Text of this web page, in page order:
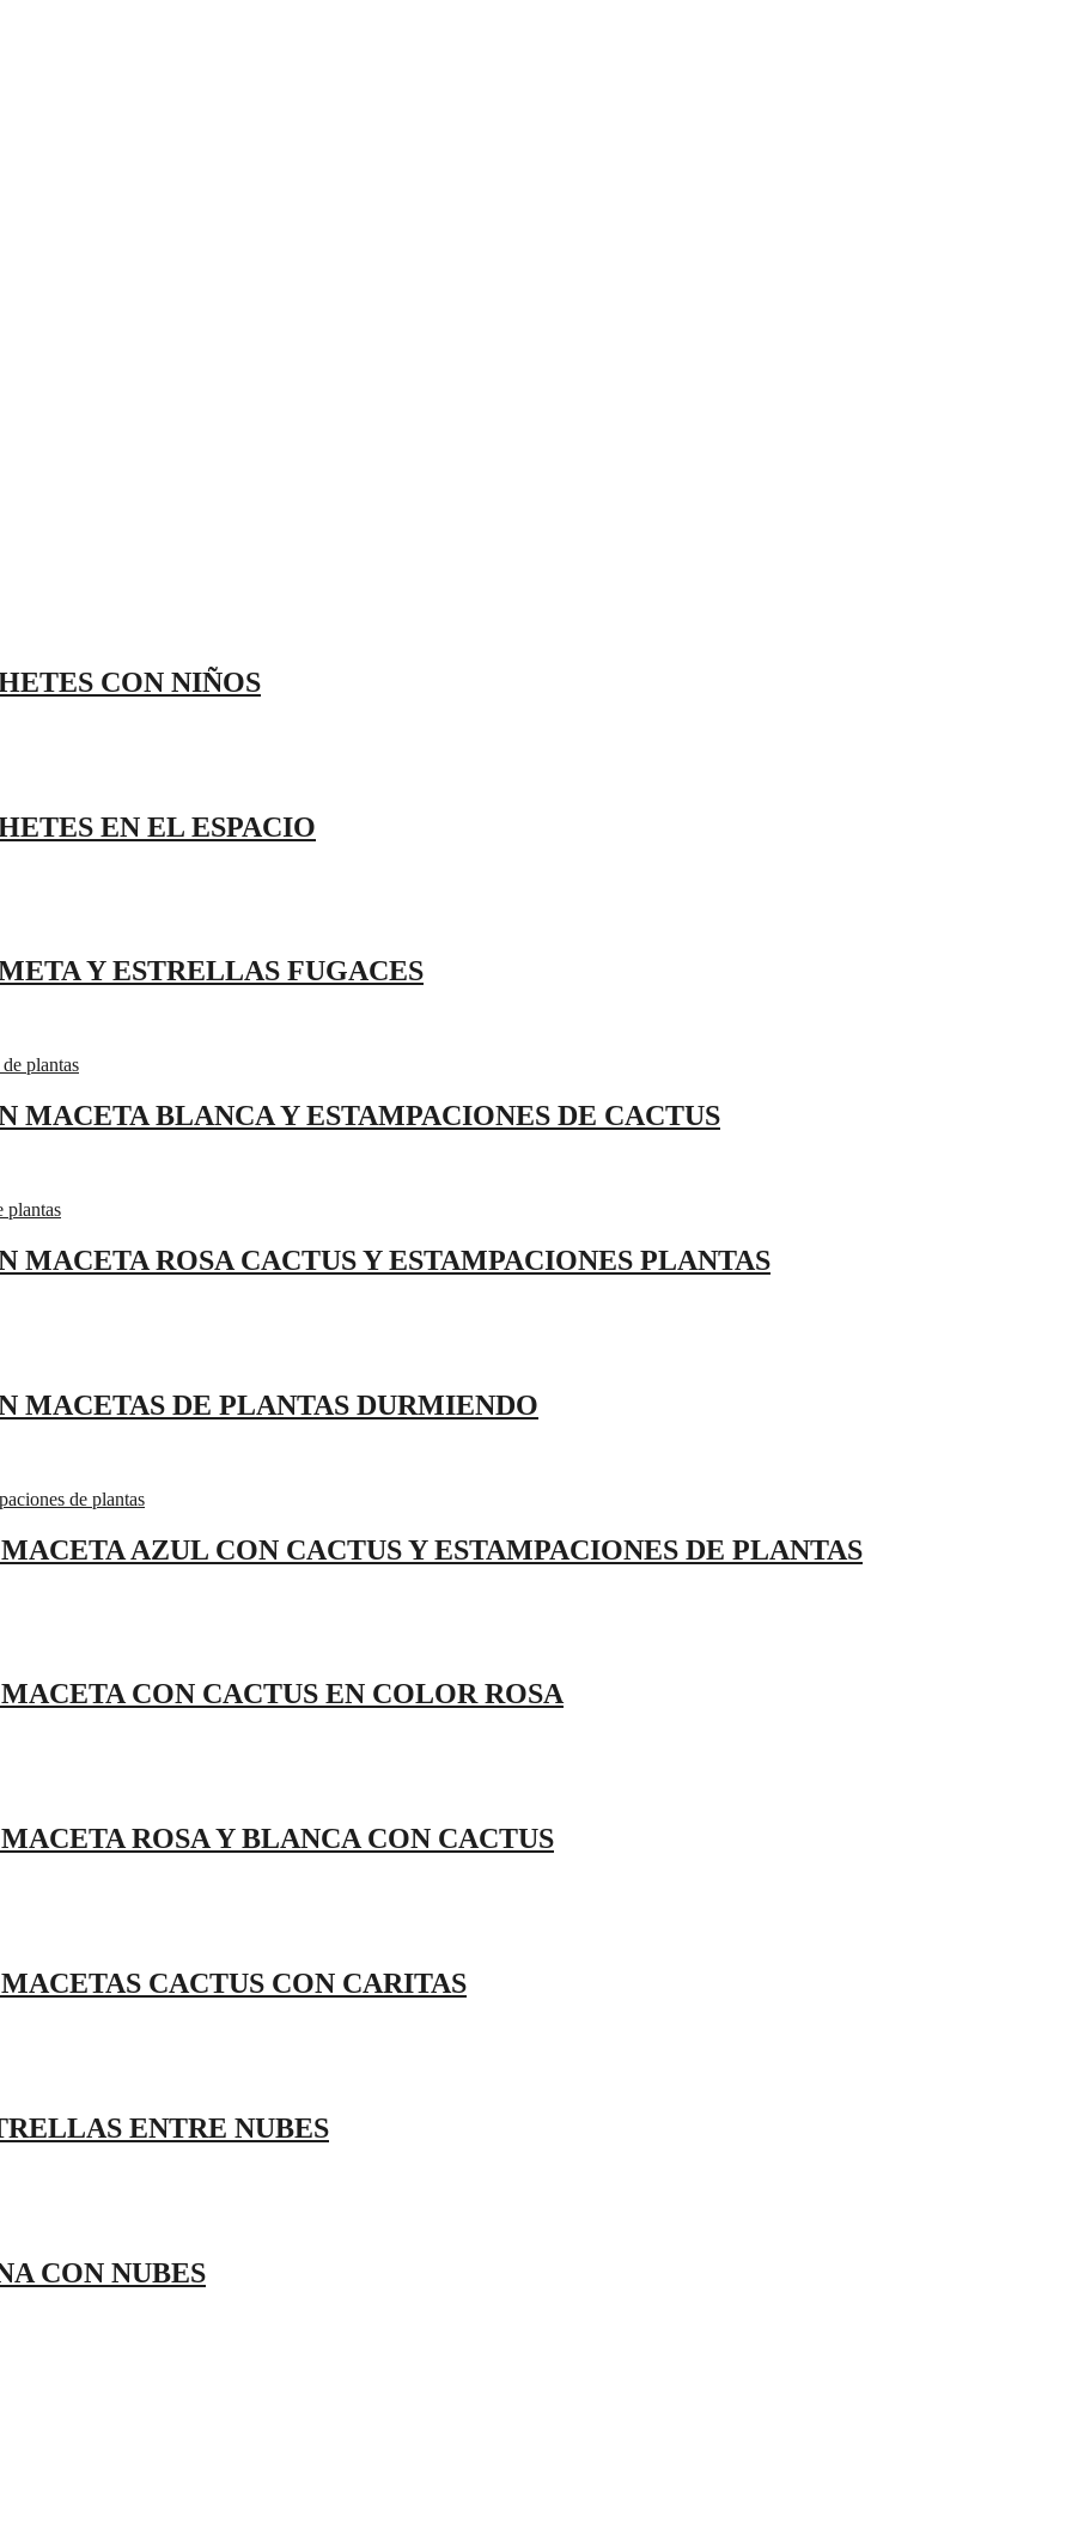
CON NIÑOS
EN EL ESPACIO
Y ESTRELLAS FUGACES
MACETA BLANCA Y ESTAMPACIONES DE CACTUS
MACETA ROSA CACTUS Y ESTAMPACIONES PLANTAS
MACETAS DE PLANTAS DURMIENDO
AZUL CON CACTUS Y ESTAMPACIONES DE PLANTAS
CON CACTUS EN COLOR ROSA
ROSA Y BLANCA CON CACTUS
CACTUS CON CARITAS
ENTRE NUBES
CON NUBES